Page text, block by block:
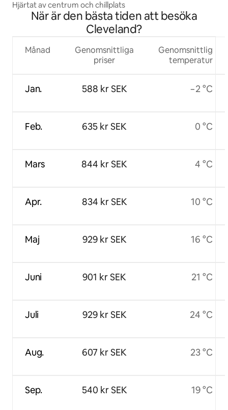
Hjärtat av centrum och chillplats
När är den bästa tiden att besöka
Cleveland?
Månad
Jan.
Feb.
Mars
Apr.
Maj
Juni
Juli
Aug.
Sep.
Genomsnittliga
priser
588 kr SEK
635 kr SEK
844 kr SEK
834 kr SEK
929 kr SEK
901 kr SEK
929 kr SEK
607 kr SEK
540 kr SEK
Genomsnittlig
temperatur
−2 °C
0 °C
4 °C
10 °C
16 °C
21 °C
24 °C
23 °C
19 °C